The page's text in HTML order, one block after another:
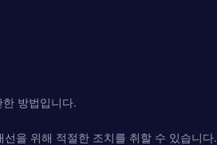
방법입니다.
을 위해 적절한 조치를 취할 수 있습니다.